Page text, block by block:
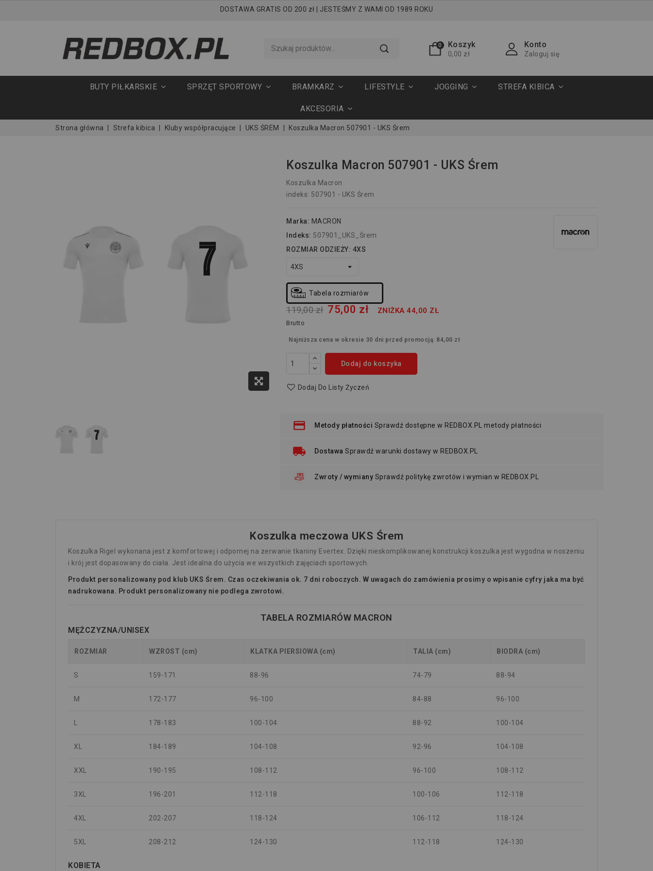
DOSTAWA GRATIS OD 200 zł | JESTEŚMY Z WAMI OD 1989 ROKU
0 Koszyk
0,00 zł
Konto
Zaloguj się
BUTY PIŁKARSKIE SPRZĘT SPORTOWY BRAMKARZ LIFESTYLE JOGGING STREFA KIBICA
AKCESORIA
Strona główna Strefa kibica Kluby współpracujące UKS ŚREM Koszulka Macron 507901 - UKS Śrem
Koszulka Macron 507901 - UKS Śrem
Koszulka Macron
indeks: 507901 - UKS Śrem
Marka: MACRON
Indeks: 507901_UKS_Śrem
ROZMIAR ODZIEŻY: 4XS
Tabela rozmiarów
119,00 zł 75,00 zł ZNIŻKA 44,00 ZŁ
Brutto
Najniższa cena w okresie 30 dni przed promocją: 84,00 zł
Dodaj do koszyka
Dodaj Do Listy Życzeń
Metody płatności Sprawdź dostępne w REDBOX.PL metody płatności
Dostawa Sprawdź warunki dostawy w REDBOX.PL
Zwroty / wymiany Sprawdź politykę zwrotów i wymian w REDBOX.PL
Koszulka meczowa UKS Śrem
Koszulka Rigel wykonana jest z komfortowej i odpornej na zerwanie tkaniny Evertex. Dzięki nieskomplikowanej konstrukcji koszulka jest wygodna w noszeniu
i krój jest dopasowany do ciała. Jest idealna do użycia we wszystkich zajęciach sportowych.
Produkt personalizowany pod klub UKS Śrem. Czas oczekiwania ok. 7 dni roboczych. W uwagach do zamówienia prosimy o wpisanie cyfry jaka ma być
nadrukowana. Produkt personalizowany nie podlega zwrotowi.
TABELA ROZMIARÓW MACRON
MĘŻCZYZNA/UNISEX
ROZMIAR WZROST (cm) KLATKA PIERSIOWA (cm) TALIA (cm) BIODRA (cm)
S 159-171 88-96 74-79 88-94
M 172-177 96-100 84-88 96-100
178-183 100-104 88-92 100-104
XL 184-189 104-108 92-96 104-108
XXL 190-195 108-112 96-100 108-112
3XL 196-201 112-118 100-106 112-118
4XL 202-207 118-124 106-112 118-124
5XL 208-212 124-130 112-118 124-130
KOBIETA